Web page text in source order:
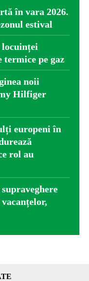
în vara 2026.
estival
pe gaz
noii
Hilfiger
europeni în
rol au